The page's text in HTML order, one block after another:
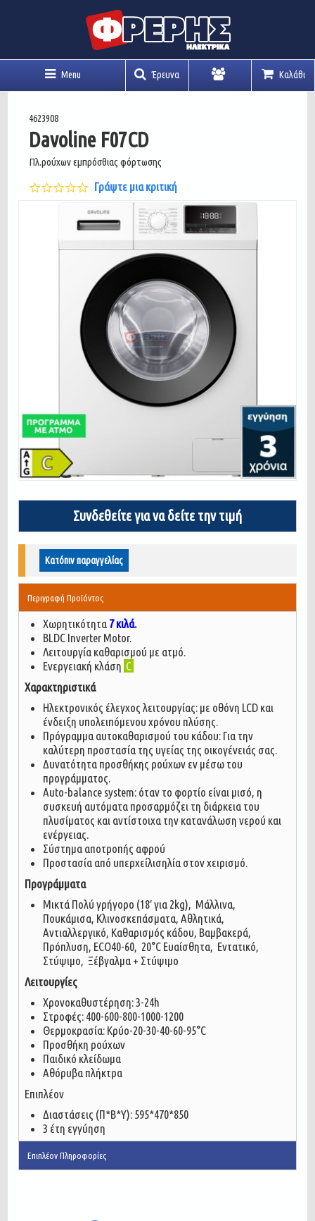
Menu Έρευνα Καλάθι
4623908
Davoline F07CD
Πλ.ρούχων εμπρόσθιας φόρτωσης
0.0
star
rating
Γράψτε μια κριτική
Συνδεθείτε για να δείτε την τιμή
Κατόπιν παραγγελίας
Περιγραφή Προϊόντος
Χωρητικότητα 7 κιλά.
BLDC Inverter Motor.
Λειτουργία καθαρισμού με ατμό.
Ενεργειακή κλάση C
Χαρακτηριστικά
Ηλεκτρονικός έλεγχος λειτουργίας: με οθόνη LCD και
ένδειξη υπολειπόμενου χρόνου πλύσης.
Πρόγραμμα αυτοκαθαρισμού του κάδου: Για την
καλύτερη προστασία της υγείας της οικογένειάς σας.
Δυνατότητα προσθήκης ρούχων εν μέσω του
προγράμματος.
Auto-balance system: όταν το φορτίο είναι μισό, η
συσκευή αυτόματα προσαρμόζει τη διάρκεια του
πλυσίματος και αντίστοιχα την κατανάλωση νερού και
ενέργειας.
Σύστημα αποτροπής αφρού
Προστασία από υπερχείλισηλία στον χειρισμό.
Προγράμματα
Μικτά Πολύ γρήγορο (18′ για 2kg), Μάλλινα,
Πουκάμισα, Κλινοσκεπάσματα, Αθλητικά,
Αντιαλλεργικό, Καθαρισμός κάδου, Βαμβακερά,
Πρόπλυση, ECO40-60, 20°C Ευαίσθητα, Εντατικό,
Στύψιμο, Ξέβγαλμα + Στύψιμο
Λειτουργίες
Χρονοκαθυστέρηση: 3-24h
Στροφές: 400-600-800-1000-1200
Θερμοκρασία: Κρύο-20-30-40-60-95°C
Προσθήκη ρούχων
Παιδικό κλείδωμα
Αθόρυβα πλήκτρα
Επιπλέον
Διαστάσεις (Π*Β*Υ): 595*470*850
3 έτη εγγύηση
Επιπλέον Πληροφορίες